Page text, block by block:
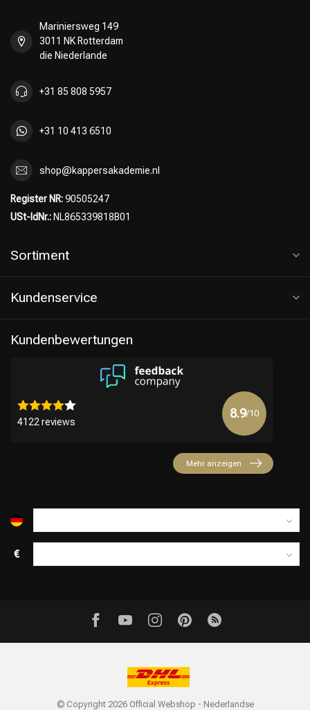
Mariniersweg 149
3011 NK Rotterdam
die Niederlande
+31 85 808 5957
+31 10 413 6510
shop@kappersakademie.nl
Register NR:90505247
USt-IdNr.: NL865339818B01
Sortiment
Kundenservice
Kundenbewertungen
4122 reviews
8.9/10
Mehr anzeigen
€
© Copyright 2026 Official Webshop - Nederlandse